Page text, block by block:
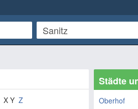
X Y Z
Städte
Oberhof